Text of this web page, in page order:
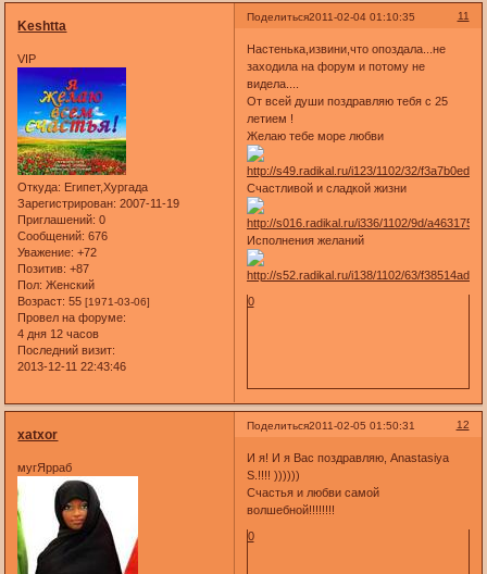
Поделиться 11
2011-02-04 01:10:35
Keshtta
VIP
Откуда: Египет,Хургада
Зарегистрирован: 2007-11-19
Приглашений: 0
Сообщений: 676
Уважение: +72
Позитив: +87
Пол: Женский
Возраст: 55[1971-03-06]
Провел на форуме:
4 дня 12 часов
Последний визит:
2013-12-11 22:43:46
Настенька,извини,что опоздала...не
заходила на форум и потому не
видела....
От всей души поздравляю тебя с 25
летием !
Желаю тебе море любви
Счастливой и сладкой жизни
Исполнения желаний
0
Поделиться 12
2011-02-05 01:50:31
xatxor
мугЯрраб
И я! И я Вас поздравляю, Anastasiya
S.!!!! ))))))
Счастья и любви самой
волшебной!!!!!!!!
0